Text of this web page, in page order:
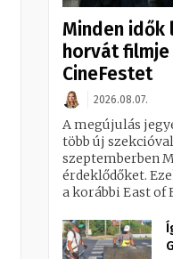
Minden idők
horvát
CineFestet
2026.08.07.
A megújulás
több új
szeptemberben
érdeklődőket.
a korábbi East of